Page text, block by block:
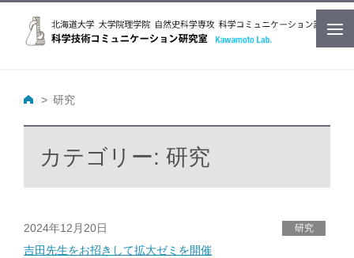
研究
カテゴリー: 研究
2024年12月20日 研究
吉田先生をお招きして拡大ゼミを開催